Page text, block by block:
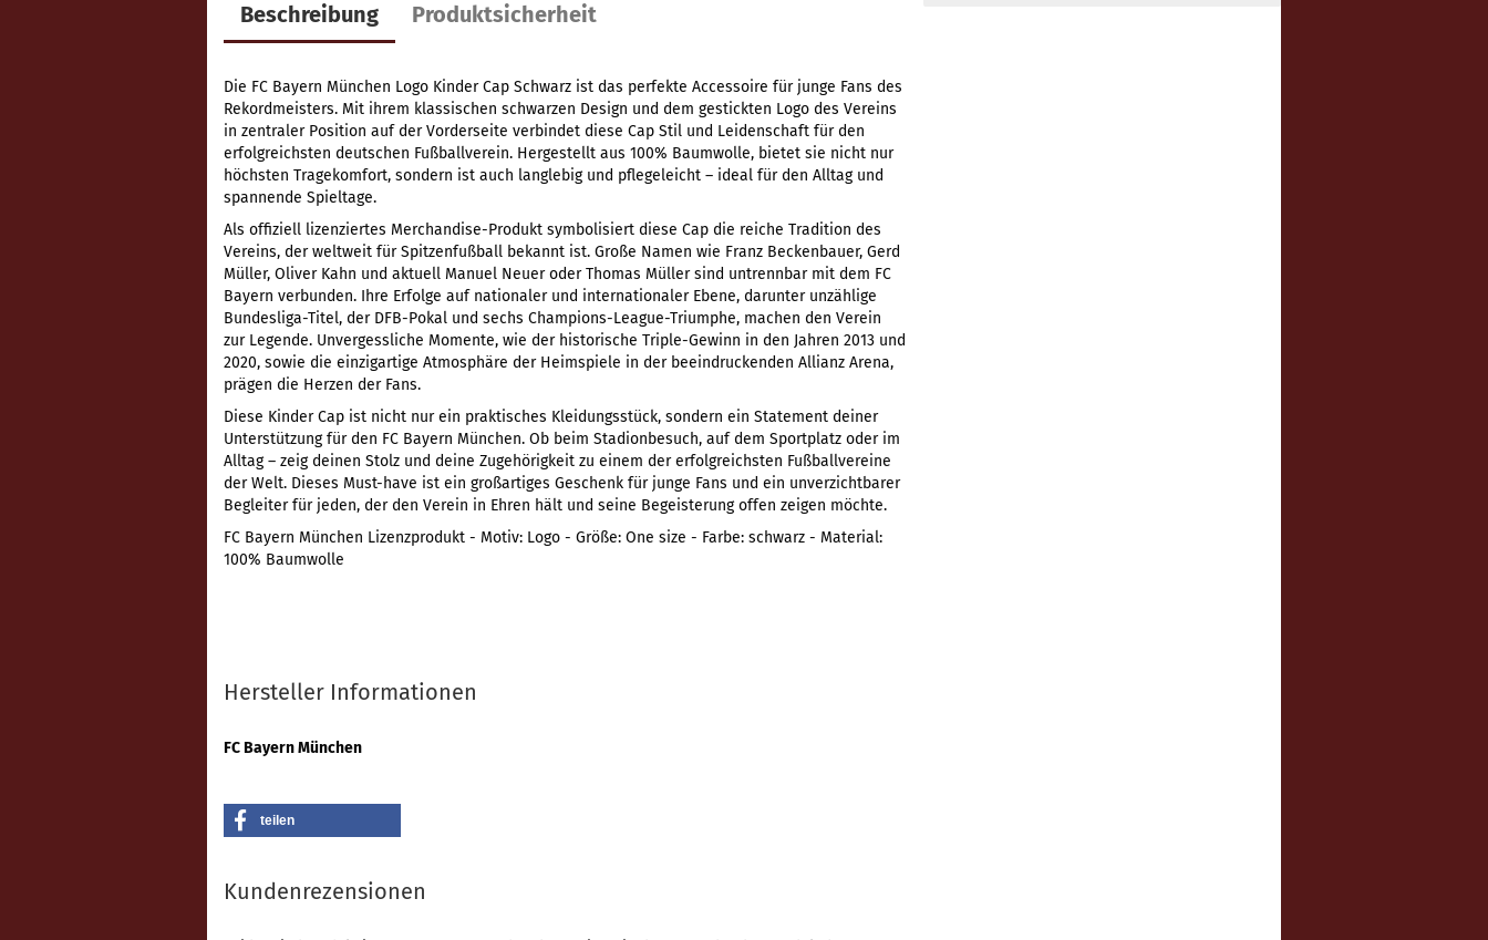
Beschreibung Produktsicherheit
Die FC Bayern München Logo Kinder Cap Schwarz ist das perfekte Accessoire für junge Fans des
Rekordmeisters. Mit ihrem klassischen schwarzen Design und dem gestickten Logo des Vereins
in zentraler Position auf der Vorderseite verbindet diese Cap Stil und Leidenschaft für den
erfolgreichsten deutschen Fußballverein. Hergestellt aus 100% Baumwolle, bietet sie nicht nur
höchsten Tragekomfort, sondern ist auch langlebig und pflegeleicht – ideal für den Alltag und
spannende Spieltage.
Als offiziell lizenziertes Merchandise-Produkt symbolisiert diese Cap die reiche Tradition des
Vereins, der weltweit für Spitzenfußball bekannt ist. Große Namen wie Franz Beckenbauer, Gerd
Müller, Oliver Kahn und aktuell Manuel Neuer oder Thomas Müller sind untrennbar mit dem FC
Bayern verbunden. Ihre Erfolge auf nationaler und internationaler Ebene, darunter unzählige
Bundesliga-Titel, der DFB-Pokal und sechs Champions-League-Triumphe, machen den Verein
zur Legende. Unvergessliche Momente, wie der historische Triple-Gewinn in den Jahren 2013 und
2020, sowie die einzigartige Atmosphäre der Heimspiele in der beeindruckenden Allianz Arena,
prägen die Herzen der Fans.
Diese Kinder Cap ist nicht nur ein praktisches Kleidungsstück, sondern ein Statement deiner
Unterstützung für den FC Bayern München. Ob beim Stadionbesuch, auf dem Sportplatz oder im
Alltag – zeig deinen Stolz und deine Zugehörigkeit zu einem der erfolgreichsten Fußballvereine
der Welt. Dieses Must-have ist ein großartiges Geschenk für junge Fans und ein unverzichtbarer
Begleiter für jeden, der den Verein in Ehren hält und seine Begeisterung offen zeigen möchte.
FC Bayern München Lizenzprodukt - Motiv: Logo - Größe: One size - Farbe: schwarz - Material:
100% Baumwolle
Hersteller Informationen
FC Bayern München
teilen
Kundenrezensionen